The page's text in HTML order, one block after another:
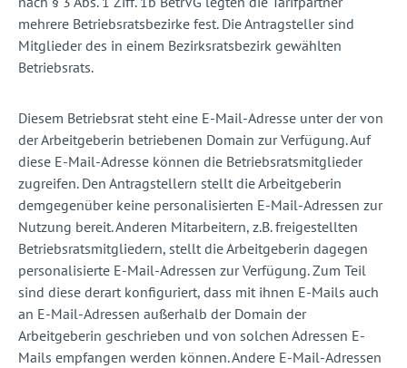
mehrere Betriebsratsbezirke fest. Die Antragsteller sind
Mitglieder des in einem Bezirksratsbezirk gewählten
Betriebsrats.
Diesem Betriebsrat steht eine E-Mail-Adresse unter der von
der Arbeitgeberin betriebenen Domain zur Verfügung. Auf
diese E-Mail-Adresse können die Betriebsratsmitglieder
zugreifen. Den Antragstellern stellt die Arbeitgeberin
demgegenüber keine personalisierten E-Mail-Adressen zur
Nutzung bereit. Anderen Mitarbeitern, z.B. freigestellten
Betriebsratsmitgliedern, stellt die Arbeitgeberin dagegen
personalisierte E-Mail-Adressen zur Verfügung. Zum Teil
sind diese derart konfiguriert, dass mit ihnen E-Mails auch
an E-Mail-Adressen außerhalb der Domain der
Arbeitgeberin geschrieben und von solchen Adressen E-
Mails empfangen werden können. Andere E-Mail-Adressen